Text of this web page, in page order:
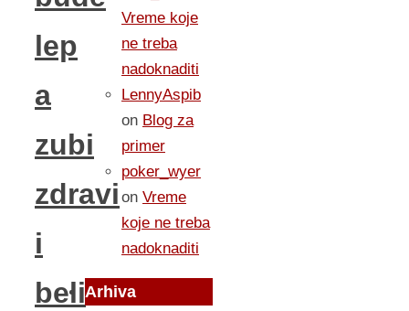
lep
a
zubi
zdravi
i
beli
Vreme koje
ne treba
nadoknaditi
LennyAspib
on Blog za
primer
poker_wyer
on Vreme
koje ne treba
nadoknaditi
Arhiva